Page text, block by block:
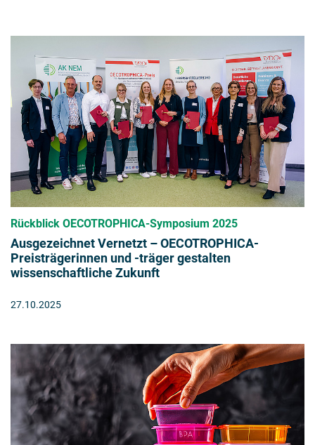
Rückblick OECOTROPHICA-Symposium 2025
Ausgezeichnet Vernetzt – OECOTROPHICA-
Preisträgerinnen und -träger gestalten
wissenschaftliche Zukunft
27.10.2025